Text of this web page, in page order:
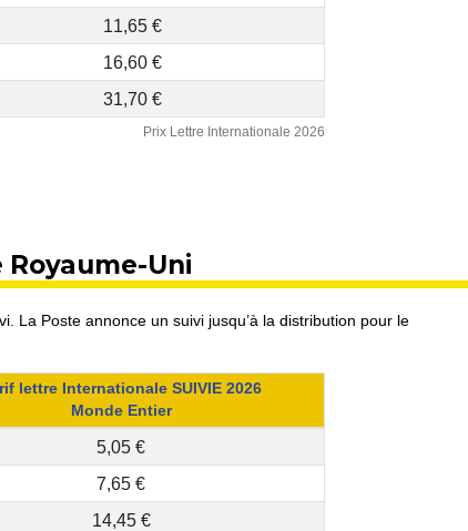
Prix Lettre Internationale 2026
11,65 €
16,60 €
31,70 €
Royaume-Uni
La Poste annonce un suivi jusqu’à la distribution pour le
lettre Internationale SUIVIE 2026
Monde Entier
5,05 €
7,65 €
14,45 €